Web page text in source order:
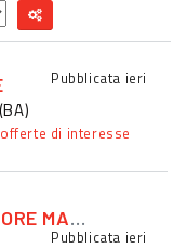
Pubblicata ieri
di interesse
APPRENDISTA MANUTENTORE MACCHINARI
Pubblicata ieri